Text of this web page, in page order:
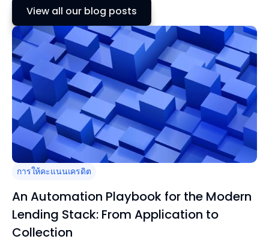
View all our blog posts
การให้คะแนนเครดิต
An Automation Playbook for the Modern
Lending Stack: From Application to
Collection